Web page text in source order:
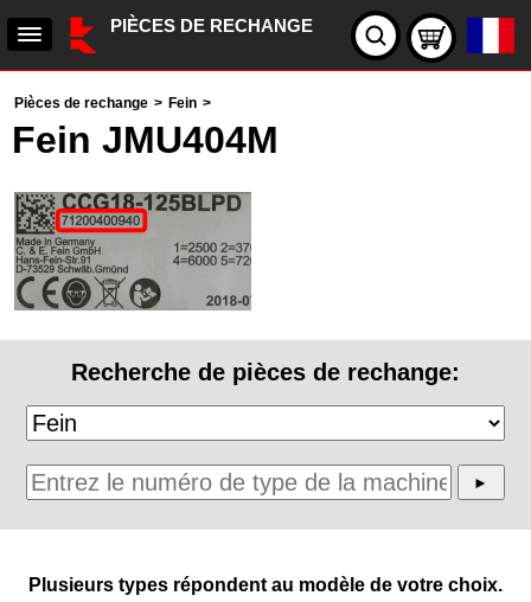
PIÈCES DE RECHANGE
Pièces de rechange > Fein >
Fein JMU404M
Recherche de pièces de rechange:
Plusieurs types répondent au modèle de votre choix.